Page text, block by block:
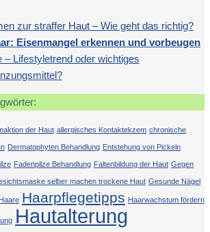
zur straffer Haut – Wie geht das richtig?
Eisenmangel erkennen und vorbeugen
– Lifestyletrend oder wichtiges
der Haut allergisches Kontaktekzem chronische
Dermatophyten Behandlung Entstehung von Pickeln
Fadenpilze Behandlung Faltenbildung der Haut Gegen
selber machen trockene Haut Gesunde Nägel
Haarpflegetipps Haarwachstum fördern
Hautalterung